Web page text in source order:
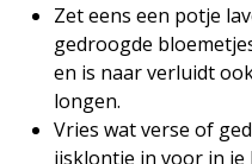
Zet eens een potje
gedroogde
en is naar verluidt
longen.
Vries wat verse of
ijsklontje in voor in je